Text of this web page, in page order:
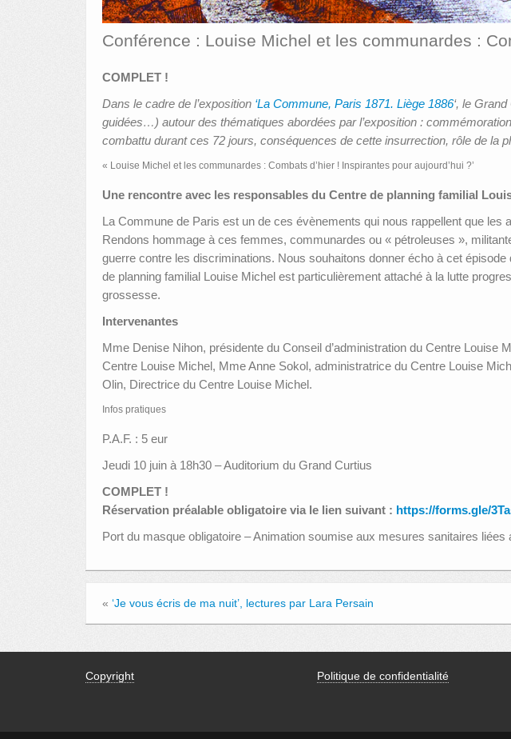
Conférence : Louise Michel et les communardes :
COMPLET !
Dans le cadre de l’exposition ‘La Commune, Paris 1871. Liège 1886‘, le
guidées…) autour des thématiques abordées par l’exposition :
combattu durant ces 72 jours, conséquences de cette insurrection, rôle de la
« Louise Michel et les communardes : Combats d’hier ! Inspirantes pour aujourd’hui ?’
Une rencontre avec les responsables du Centre de planning familial
La Commune de Paris est un de ces évènements qui nous rappellent que les
Rendons hommage à ces femmes, communardes ou « pétroleuses »,
guerre contre les discriminations. Nous souhaitons donner écho à cet
de planning familial Louise Michel est particulièrement attaché à la lutte
grossesse.
Intervenantes
Mme Denise Nihon, présidente du Conseil d’administration du Centre
Centre Louise Michel, Mme Anne Sokol, administratrice du Centre Louise
Olin, Directrice du Centre Louise Michel.
Infos pratiques
P.A.F. : 5 eur
Jeudi 10 juin à 18h30 – Auditorium du Grand Curtius
COMPLET !
Réservation préalable obligatoire via le lien suivant : https://forms.gle/
Port du masque obligatoire – Animation soumise aux mesures sanitaires liées
« ‘Je vous écris de ma nuit’, lectures par Lara Persain
Copyright Politique de confidentialité